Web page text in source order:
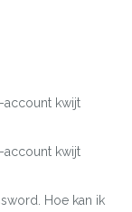
account kwijt
account kwijt
Hoe kan ik